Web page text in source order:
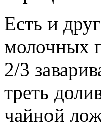
Есть и
молочных
2/3
треть
чайной